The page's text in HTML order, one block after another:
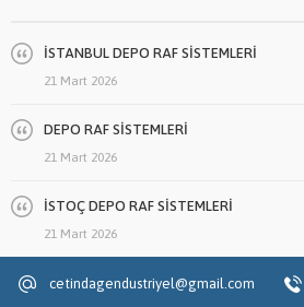
İSTANBUL DEPO RAF SİSTEMLERİ
21 Mart 2026
DEPO RAF SİSTEMLERİ
21 Mart 2026
İSTOÇ DEPO RAF SİSTEMLERİ
21 Mart 2026
cetindagendustriyel@gmail.com